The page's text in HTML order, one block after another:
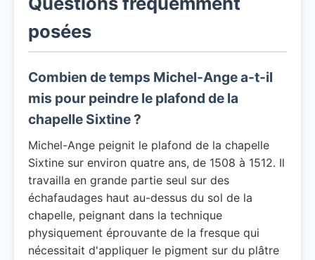
posées
Combien de temps Michel-Ange a-t-il
mis pour peindre le plafond de la
chapelle Sixtine ?
Michel-Ange peignit le plafond de la chapelle
Sixtine sur environ quatre ans, de 1508 à 1512. Il
travailla en grande partie seul sur des
échafaudages haut au-dessus du sol de la
chapelle, peignant dans la technique
physiquement éprouvante de la fresque qui
nécessitait d'appliquer le pigment sur du plâtre